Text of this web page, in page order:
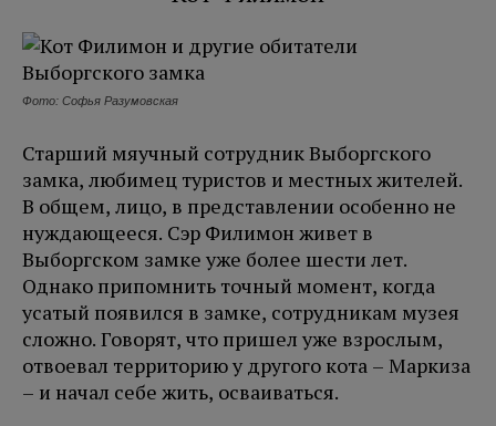
Фото: Софья Разумовская
Старший мяучный сотрудник Выборгского
замка, любимец туристов и местных жителей.
В общем, лицо, в представлении особенно не
нуждающееся. Сэр Филимон живет в
Выборгском замке уже более шести лет.
Однако припомнить точный момент, когда
усатый появился в замке, сотрудникам музея
сложно. Говорят, что пришел уже взрослым,
отвоевал территорию у другого кота – Маркиза
– и начал себе жить, осваиваться.